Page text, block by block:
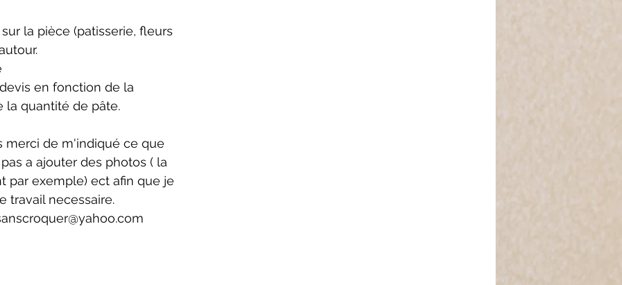
la pièce (patisserie, fleurs
en fonction de la
la quantité de pâte.
merci de m'indiqué ce que
a ajouter des photos ( la
par exemple) ect afin que je
travail necessaire.